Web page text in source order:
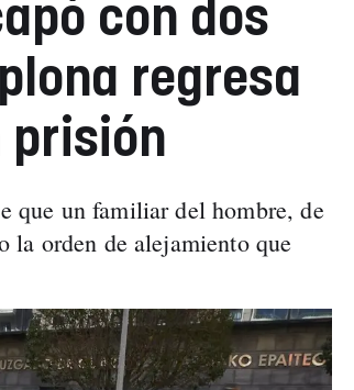
con dos
regresa
prisión
que un familiar del hombre, de
la orden de alejamiento que